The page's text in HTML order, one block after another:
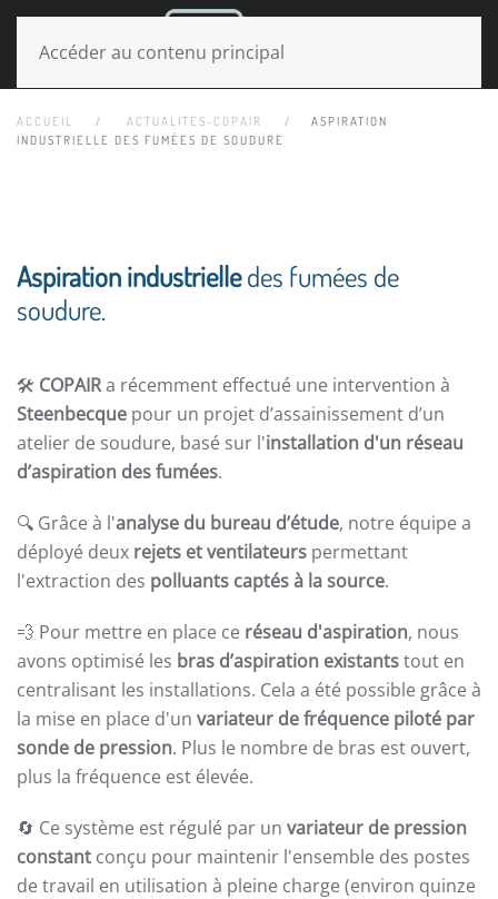
Accéder au contenu principal
ACCUEIL ACTUALITES-COPAIR
ASPIRATION
INDUSTRIELLE DES FUMÉES DE SOUDURE
Aspiration industrielledes fumées de
soudure.
🛠️ COPAIRa récemment effectué une intervention à
Steenbecque pour un projet d’assainissement d’un
atelier de soudure, basé sur l'installation d'un réseau
d’aspiration des fumées.
🔍 Grâce à l'analyse du bureau d’étude, notre équipe a
déployé deux rejets et ventilateurs permettant
l'extraction des polluants captés à la source.
💨 Pour mettre en place ce réseau d'aspiration, nous
avons optimisé les bras d’aspiration existantstout en
centralisant les installations. Cela a été possible grâce à
la mise en place d'un variateur de fréquence piloté par
sonde de pression. Plus le nombre de bras est ouvert,
plus la fréquence est élevée.
🔄 Ce système est régulé par un variateur de pression
constant conçu pour maintenir l'ensemble des postes
de travail en utilisation à pleine charge (environ quinze